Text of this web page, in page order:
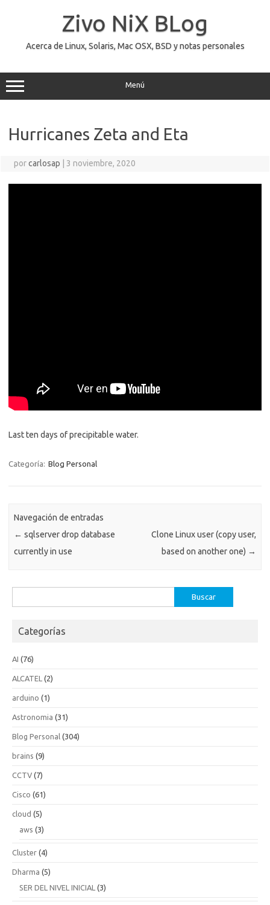
Zivo NiX BLog
Acerca de Linux, Solaris, Mac OSX, BSD y notas personales
Menú
Hurricanes Zeta and Eta
porcarlosap 3 noviembre, 2020
Last ten days of precipitable water.
Categoría: Blog Personal
Navegación de entradas
← sqlserver drop database
currently in use
Clone Linux user (copy user,
based on another one) →
Categorías
AI (76)
ALCATEL (2)
arduino (1)
Astronomia (31)
Blog Personal (304)
brains (9)
CCTV (7)
Cisco (61)
cloud (5)
aws (3)
Cluster (4)
Dharma (5)
SER DEL NIVEL INICIAL (3)